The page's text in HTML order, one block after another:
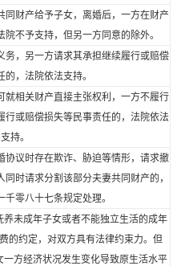
同财产给予子女，离婚后，一方在财产
不予支持，但另一方同意的除外。
务，另一方请求其承担继续履行或赔偿
的，法院依法支持。
就相关财产直接主张权利，一方不履行
行或赔偿损失等民事责任的，法院依法
支持。
协议时存在欺诈、胁迫等情形，请求撤
时请求分割该部分夫妻共同财产的，
零八十七条规定处理。
未成年子女或者不能独立生活的成年
的约定，对双方具有法律约束力。但
方经济状况发生变化导致原生活水平